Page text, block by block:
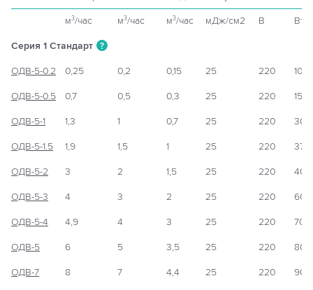
м3/час м3/час м3/час мДж/см2 В Вт
Серия 1 Стандарт ?
ОДВ-5-0.2 0,25 0,2 0,15 25 220 10
ОДВ-5-0.5 0,7 0,5 0,3 25 220 15
ОДВ-5-1 1,3 1 0,7 25 220 30
ОДВ-5-1.5 1,9 1,5 1 25 220 37
ОДВ-5-2 3 2 1,5 25 220 40
ОДВ-5-3 4 3 2 25 220 60
ОДВ-5-4 4,9 4 3 25 220 70
ОДВ-5 6 5 3,5 25 220 80
ОДВ-7 8 7 4,4 25 220 90